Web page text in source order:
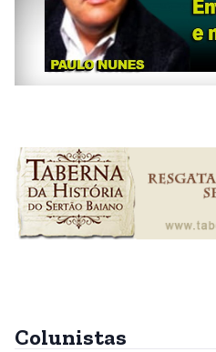
Colunistas